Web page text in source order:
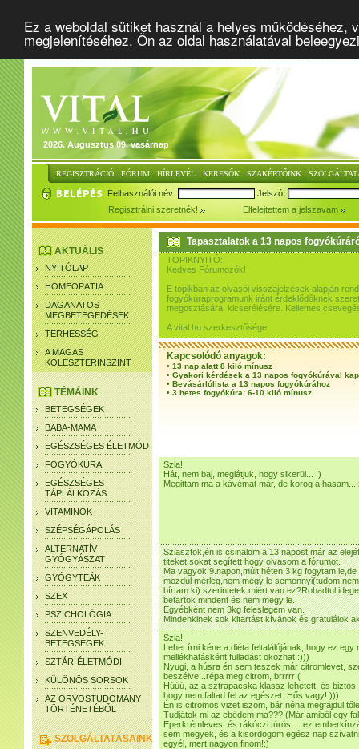
Ez a weboldal sütiket használ a helyes
megjelenítéséhez. Ön az oldal használatával
2026. Augusztus 09. vasárnap
REGISZTRÁCIÓ : FÓRUM : HÍRLEVÉL : KERESŐK : SZAKÉRTŐINK :
Felhasználói név:
Jelszó:
Regisztrálni szeretnék!
Elfelejtettem a jelszavam
AKTUÁLIS
NYITÓLAP
HOMEOPÁTIA
DAGANATOS
MEGBETEGEDÉSEK
TERHESSÉG
A MAGAS
KOLESZTERINSZINT
TÉMÁINK
BETEGSÉGEK
BABA-MAMA
EGÉSZSÉGES ÉLETMÓD
FOGYÓKÚRA
EGÉSZSÉGES
TÁPLÁLKOZÁS
VITAMINOK
SZÉPSÉGÁPOLÁS
ALTERNATÍV
GYÓGYÁSZAT
GYÓGYTEÁK
SZEX
PSZICHOLÓGIA
SZENVEDÉLY-
BETEGSÉGEK
SZTÁR-ÉLETMÓDI
KÜLÖNÖS SORSOK
AZ ORVOSTUDOMÁNY
TÖRTÉNETÉBŐL
SZOLGÁLTATÁSAINK
Tapasztalatok a 13 napos
TOPIKNYITÓ:
Kedves Fórumozók!
E topikban az olvasói visszajelzések alapján
fogyókúraprogramunk iránt érdeklődőknek
megosztására, kicserélésére. Kellemes
A vital.hu szerkesztősége
Kapcsolódó anyagok:
• 13 nap alatt 8 kiló mínusz
• Gyakori kérdések a 13 napos fogyókúrával
• Bevásárlólista a 13 napos fogyókúrához
• 3 hetes fogyókúra: 6-10 kiló mínusz
Szia!
Hát, nem baj, meglátjuk, hogy sikerül... :)
Megittam ma a kávémat már, de korog a hasam...
Sziasztok,én is csinálom a 13 napost már az
titeket,sokat segített hogy olvasom a fórumot.
Ma vagyok 9.napon,múlt héten 3 kg fogytam
mozdul mérleg,nem megy le semennyi(tudom
bírtam ki).szerintetek miért van ez?Rohadtul
betartok mindent és nem megy le.
Egyébként nem 3kg feleslegem van.
Mindenkinek sok kitartást kívánok és gratulálok
Szia!
Lehet írni kéne a diéta feltalálójának, hogy ez
mellékhatásként fulladást okozhat.:)))
Nyugi, a húsra én sem teszek már citromlevet,
beszélve...répa meg citrom, brrrrr:(
Húúú, az a sztrapacska klassz lehetett, és
hogy nem faltad fel az egészet. Hős vagy!:)))
Én is citromos vizet iszom, bár néha megfájdul
Tudjátok mi az ebédem ma??? (Már amiből egy
Eperkrémleves, és rákóczi túrós.....ez
sem megyek, és a kisördögöm egész nap
egyél, mert nagyon finom!:)